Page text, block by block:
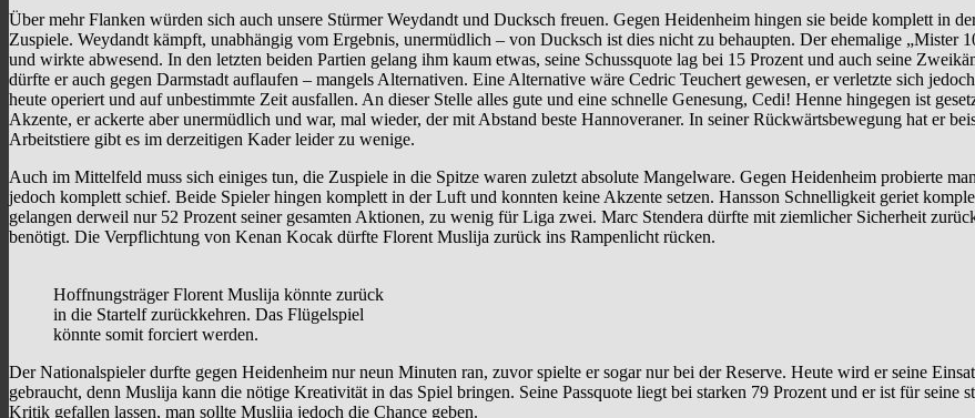
Über mehr Flanken würden sich auch unsere Stürmer Weydandt und Ducksch freuen. Gegen Heidenheim hingen sie beide komplett in
Zuspiele. Weydandt kämpft, unabhängig vom Ergebnis, unermüdlich – von Ducksch ist dies nicht zu behaupten. Der ehemalige „Mister
und wirkte abwesend. In den letzten beiden Partien gelang ihm kaum etwas, seine Schussquote lag bei 15 Prozent und auch seine
dürfte er auch gegen Darmstadt auflaufen – mangels Alternativen. Eine Alternative wäre Cedric Teuchert gewesen, er verletzte sich
heute operiert und auf unbestimmte Zeit ausfallen. An dieser Stelle alles gute und eine schnelle Genesung, Cedi! Henne hingegen ist
Akzente, er ackerte aber unermüdlich und war, mal wieder, der mit Abstand beste Hannoveraner. In seiner Rückwärtsbewegung hat er
Arbeitstiere gibt es im derzeitigen Kader leider zu wenige.
Auch im Mittelfeld muss sich einiges tun, die Zuspiele in die Spitze waren zuletzt absolute Mangelware. Gegen Heidenheim probierte
jedoch komplett schief. Beide Spieler hingen komplett in der Luft und konnten keine Akzente setzen. Hansson Schnelligkeit geriet
gelangen derweil nur 52 Prozent seiner gesamten Aktionen, zu wenig für Liga zwei. Marc Stendera dürfte mit ziemlicher Sicherheit
benötigt. Die Verpflichtung von Kenan Kocak dürfte Florent Muslija zurück ins Rampenlicht rücken.
Hoffnungsträger Florent Muslija könnte zurück
in die Startelf zurückkehren. Das Flügelspiel
könnte somit forciert werden.
Der Nationalspieler durfte gegen Heidenheim nur neun Minuten ran, zuvor spielte er sogar nur bei der Reserve. Heute wird er seine
gebraucht, denn Muslija kann die nötige Kreativität in das Spiel bringen. Seine Passquote liegt bei starken 79 Prozent und er ist für seine
Kritik gefallen lassen, man sollte Muslija jedoch die Chance geben.